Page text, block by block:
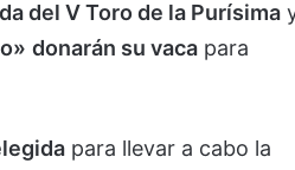
del V Toro de la Purísima
donarán su vaca para
para llevar a cabo la